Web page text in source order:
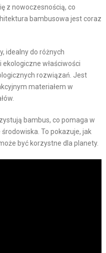
z nowoczesnością, co
bambusowa jest coraz
idealny do różnych
właściwości
rozwiązań. Jest
materiałem w
bambus, co pomaga w
To pokazuje, jak
być korzystne dla planety.